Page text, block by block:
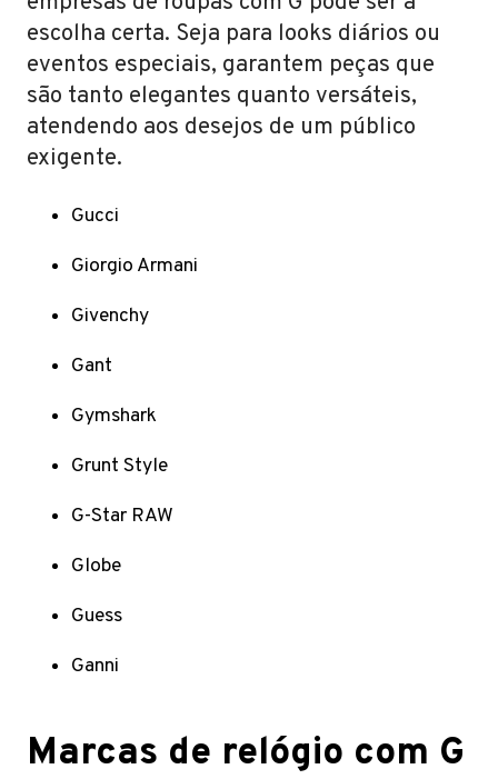
escolha certa. Seja para looks diários ou
eventos especiais, garantem peças que
são tanto elegantes quanto versáteis,
atendendo aos desejos de um público
exigente.
Gucci
Giorgio Armani
Givenchy
Gant
Gymshark
Grunt Style
G-Star RAW
Globe
Guess
Ganni
Marcas de relógio com G